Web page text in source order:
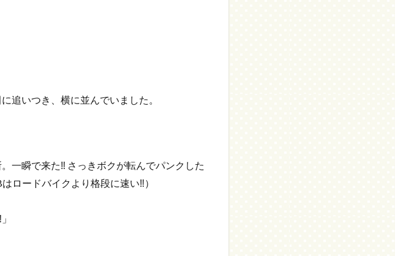
追いつき、横に並んでいました。
一瞬で来た‼ さっきボクが転んでパンクした
ロードバイクより格段に速い‼）